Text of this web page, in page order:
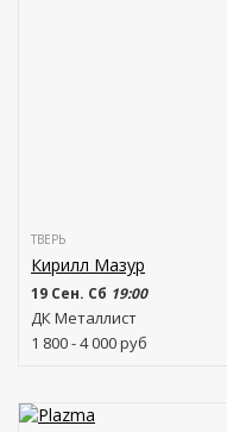
ТВЕРЬ
Кирилл Мазур
19 Сен. Сб 19:00
ДК Металлист
1 800 - 4 000руб